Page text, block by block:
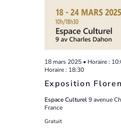
Exposition
18 mars 2025 • Horaire :
Horaire : 18:30
Espace Culturel9 avenue
France
Gratuit